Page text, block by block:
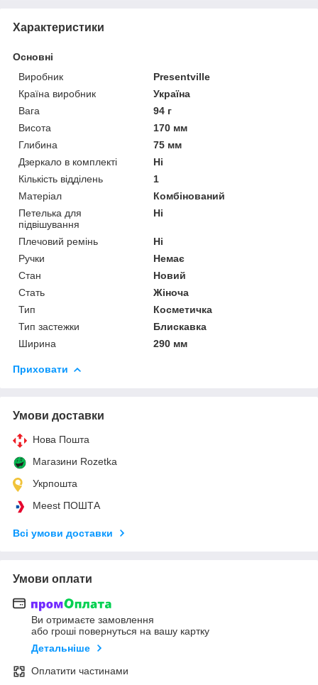
Характеристики
Основні
Виробник
Presentville
Країна виробник
Україна
Вага
94 г
Висота
170 мм
Глибина
75 мм
Дзеркало в комплекті
Ні
Кількість відділень
1
Матеріал
Комбінований
Петелька для
підвішування
Ні
Плечовий ремінь
Ні
Ручки
Немає
Стан
Новий
Стать
Жіноча
Тип
Косметичка
Тип застежки
Блискавка
Ширина
290 мм
Приховати
Умови доставки
Нова Пошта
Магазини Rozetka
Укрпошта
Meest ПОШТА
Всі умови доставки
Умови оплати
Ви отримаєте замовлення
або гроші повернуться на вашу картку
Детальніше
Оплатити частинами